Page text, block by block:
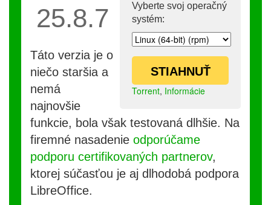
Vyberte svoj operačný
systém:
STIAHNUŤ
Torrent, Informácie
25.8.7
Táto verzia je o
niečo staršia a
nemá
najnovšie
funkcie, bola však testovaná dlhšie. Na
firemné nasadenie odporúčame
podporu certifikovaných partnerov,
ktorej súčasťou je aj dlhodobá podpora
LibreOffice.